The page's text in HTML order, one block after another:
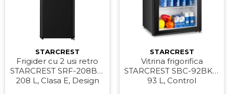
STARCREST
Frigider cu 2 usi retro
STARCREST SRF-208BK,
208 L, Clasa E, Design
STARCREST
Vitrina frigorifica
STARCREST SBC-92BKE,
93 L, Control